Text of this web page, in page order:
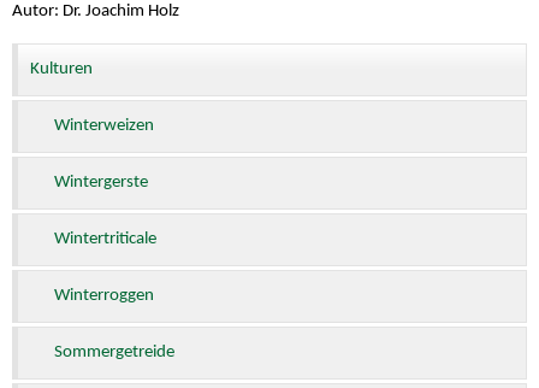
Autor: Dr. Joachim Holz
Kulturen
Winterweizen
Wintergerste
Wintertriticale
Winterroggen
Sommergetreide